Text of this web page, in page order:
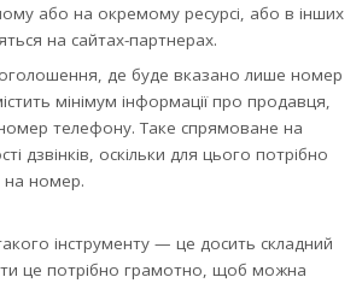
або на окремому ресурсі, або в інших
на сайтах-партнерах.
де буде вказано лише номер
мінімум інформації про продавця,
телефону. Таке спрямоване на
дзвінків, оскільки для цього потрібно
на номер.
інструменту — це досить складний
це потрібно грамотно, щоб можна